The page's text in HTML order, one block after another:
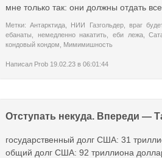
мне только так: они должны отдать
Метки:Антарктида НИИ Газгольдер, враг
ебанаты
немедленно накатить еби лежа,
кондовый кондом
Мимимишность
Написал Prob 19.02.23 в 06:01:44
Отступать некуда. Впереди —
государственный долг США: 31
общий долг США: 92 триллиона